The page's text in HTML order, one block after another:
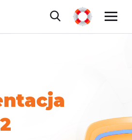
ntacja
2